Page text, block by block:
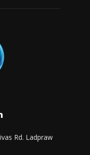
Rd. Ladpraw